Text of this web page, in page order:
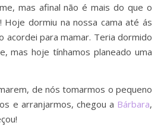
mas afinal não é mais do que o
dormiu na nossa cama até ás
acordei para mamar. Teria dormido
mas hoje tínhamos planeado uma
de nós tomarmos o pequeno
e arranjarmos, chegou a Bárbara,